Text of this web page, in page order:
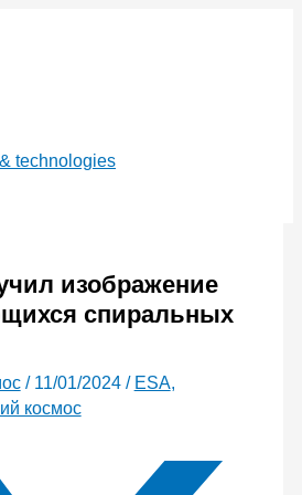
technologies
изображение
спиральных
/ 11/01/2024 / ESA,
космос